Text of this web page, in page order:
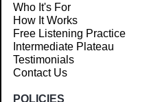
Who It's For
How It Works
Free Listening Practice
Intermediate Plateau
Testimonials
Contact Us
POLICIES